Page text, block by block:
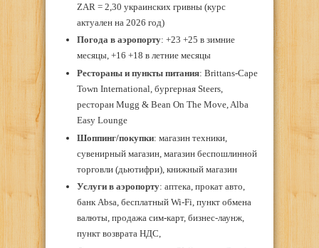
ZAR = 2,30 украинских гривны (курс
актуален на 2026 год)
Погода в аэропорту: +23 +25 в зимние
месяцы, +16 +18 в летние месяцы
Рестораны и пункты питания: Brittans-Cape
Town International, бургерная Steers,
ресторан Mugg & Bean On The Move, Alba
Easy Lounge
Шоппинг/покупки: магазин техники,
сувенирный магазин, магазин беспошлинной
торговли (дьютифри), книжный магазин
Услуги в аэропорту: аптека, прокат авто,
банк Absa, бесплатный Wi-Fi, пункт обмена
валюты, продажа сим-карт, бизнес-лаунж,
пункт возврата НДС,